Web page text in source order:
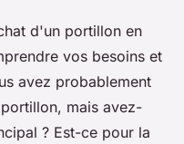
d'un portillon en
vos besoins et
avez probablement
mais avez-
? Est-ce pour la